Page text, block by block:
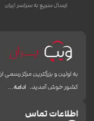
ارسال سریع به سراسر ایران
به اولین و بزرگترین مرکز
کشور خوش آمدید. ادامه…
اطلاعات تماس